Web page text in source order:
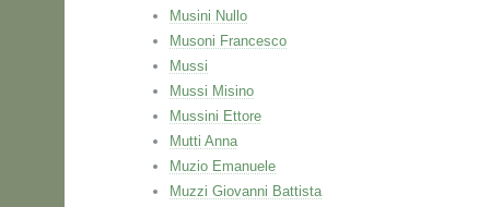
Musini Nullo
Musoni Francesco
Mussi
Mussi Misino
Mussini Ettore
Mutti Anna
Muzio Emanuele
Muzzi Giovanni Battista